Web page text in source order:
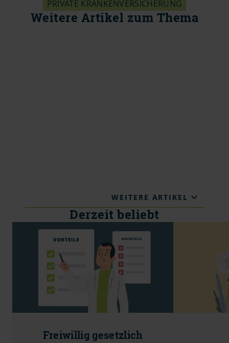
PRIVATE KRANKENVERSICHERUNG
Weitere Artikel zum Thema
WEITERE ARTIKEL
Derzeit beliebt
Freiwillig gesetzlich